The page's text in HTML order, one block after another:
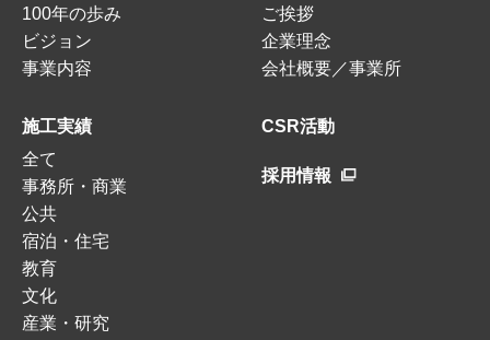
100年の歩み
ビジョン
事業内容
ご挨拶
企業理念
会社概要／事業所
施工実績
全て
事務所・商業
公共
宿泊・住宅
教育
文化
産業・研究
CSR活動
採用情報